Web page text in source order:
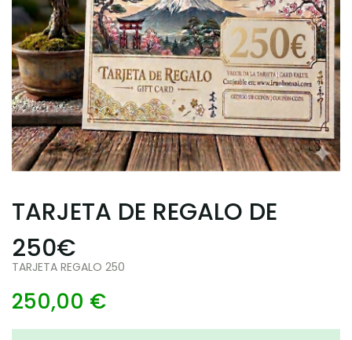
TARJETA DE REGALO DE
250€
TARJETA REGALO 250
250,00 €